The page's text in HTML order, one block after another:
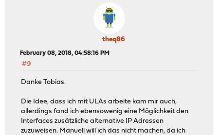
theq86
February 08, 2018, 04:58:16 PM
#9
Danke Tobias.
Die Idee, dass ich mit ULAs arbeite kam mir auch,
allerdings fand ich ebensowenig eine Möglichkeit den
Interfaces zusätzliche alternative IP Adressen
zuzuweisen. Manuell will ich das nicht machen, da ich